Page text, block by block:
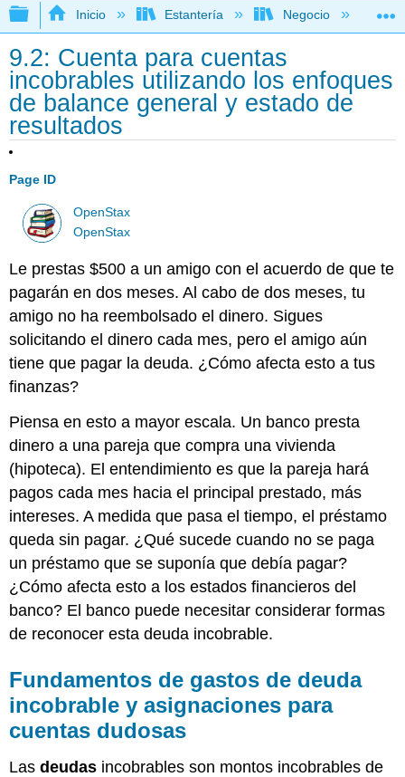
Expandir/contraer jerarquía global
Inicio Estantería Negocio
9.2: Cuenta para cuentas
incobrables utilizando los enfoques
de balance general y estado de
resultados
Page ID
OpenStax
OpenStax
Le prestas $500 a un amigo con el acuerdo de que te
pagarán en dos meses. Al cabo de dos meses, tu
amigo no ha reembolsado el dinero. Sigues
solicitando el dinero cada mes, pero el amigo aún
tiene que pagar la deuda. ¿Cómo afecta esto a tus
finanzas?
Piensa en esto a mayor escala. Un banco presta
dinero a una pareja que compra una vivienda
(hipoteca). El entendimiento es que la pareja hará
pagos cada mes hacia el principal prestado, más
intereses. A medida que pasa el tiempo, el préstamo
queda sin pagar. ¿Qué sucede cuando no se paga
un préstamo que se suponía que debía pagar?
¿Cómo afecta esto a los estados financieros del
banco? El banco puede necesitar considerar formas
de reconocer esta deuda incobrable.
Fundamentos de gastos de deuda
incobrable y asignaciones para
cuentas dudosas
Lasdeudas incobrables son montos incobrables de